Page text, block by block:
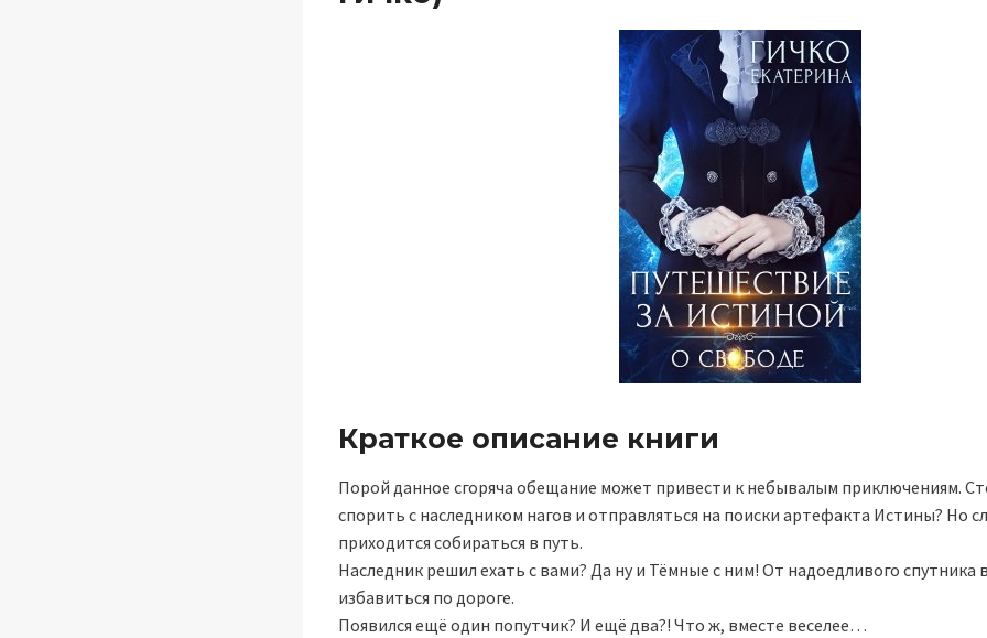
Краткое описание книги
Порой данное сгоряча обещание может привести к небывалым приключениям.
спорить с наследником нагов и отправляться на поиски артефакта Истины? Но
приходится собираться в путь.
Наследник решил ехать с вами? Да ну и Тёмные с ним! От надоедливого спутника
избавиться по дороге.
Появился ещё один попутчик? И ещё два?! Что ж, вместе веселее…